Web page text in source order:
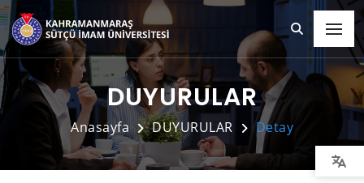
DUYURULAR
Anasayfa DUYURULAR Detay